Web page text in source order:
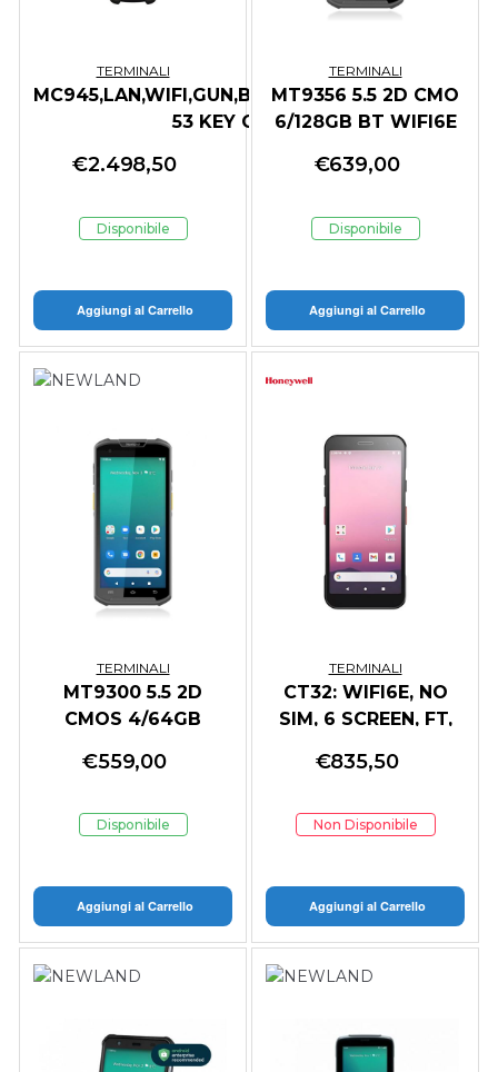
TERMINALI
MC945,LAN,WIFI,GUN,BT,6E,SE58,6/128GB
53 KEY GMS
€2.498,50
Disponibile
Aggiungi al Carrello
TERMINALI
MT9356 5.5 2D CMO
6/128GB BT WIFI6E
€639,00
Disponibile
Aggiungi al Carrello
TERMINALI
MT9300 5.5 2D
CMOS 4/64GB
CAMERA
€559,00
Disponibile
Aggiungi al Carrello
TERMINALI
CT32: WIFI6E, NO
SIM, 6 SCREEN, FT,
€835,50
Non Disponibile
Aggiungi al Carrello